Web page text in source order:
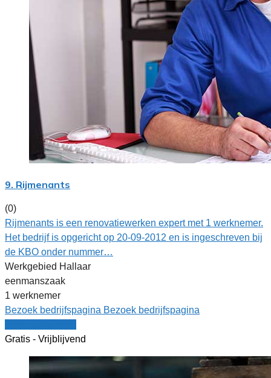
9. Rijmenants
(0)
Rijmenants is een renovatiewerken expert met 1 werknemer.
Het bedrijf is opgericht op 20-09-2012 en is ingeschreven bij
de KBO onder nummer…
Werkgebied Hallaar
eenmanszaak
1 werknemer
Bezoek bedrijfspagina Bezoek bedrijfspagina
Gratis - Vrijblijvend